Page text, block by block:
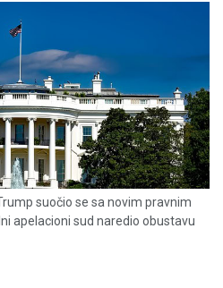
suočio se sa novim pravnim
apelacioni sud naredio obustavu